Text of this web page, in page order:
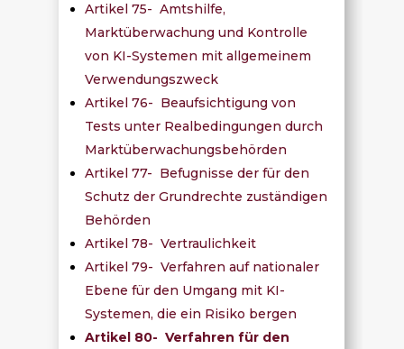
Artikel 75- Amtshilfe,
Marktüberwachung und Kontrolle
von KI-Systemen mit allgemeinem
Verwendungszweck
Artikel 76- Beaufsichtigung von
Tests unter Realbedingungen durch
Marktüberwachungsbehörden
Artikel 77- Befugnisse der für den
Schutz der Grundrechte zuständigen
Behörden
Artikel 78- Vertraulichkeit
Artikel 79- Verfahren auf nationaler
Ebene für den Umgang mit KI-
Systemen, die ein Risiko bergen
Artikel 80- Verfahren für den